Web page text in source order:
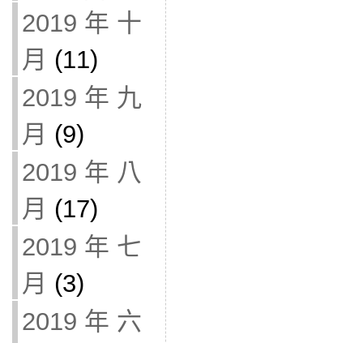
2019 年 十
月 (11)
2019 年 九
月 (9)
2019 年 八
月 (17)
2019 年 七
月 (3)
2019 年 六